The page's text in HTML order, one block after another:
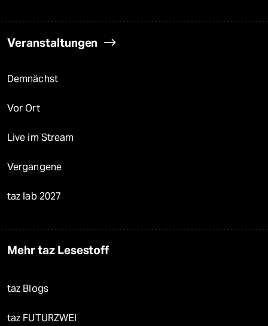
Veranstaltungen
Demnächst
Vor Ort
Live im Stream
Vergangene
taz lab 2027
Mehr taz Lesestoff
taz Blogs
taz FUTURZWEI